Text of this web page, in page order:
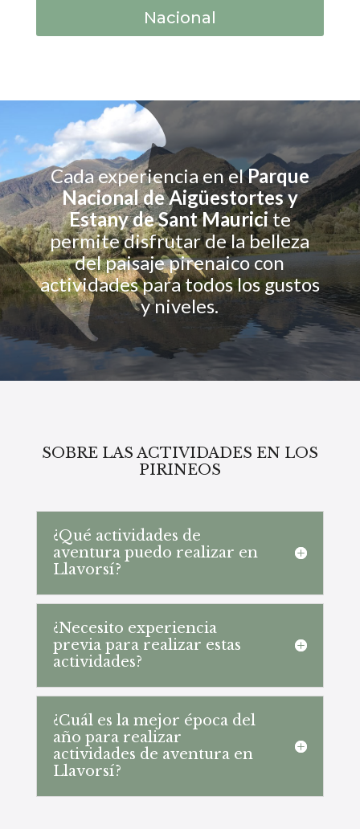
Nacional
Cada experiencia en elParque
Nacional de Aigüestortes y
Estany de Sant Mauricite
permite disfrutar de la belleza
del paisaje pirenaico con
actividades para todos los gustos
y niveles.
SOBRE LAS ACTIVIDADES EN LOS
PIRINEOS
¿Qué actividades de
aventura puedo realizar en
Llavorsí?
¿Necesito experiencia
previa para realizar estas
actividades?
¿Cuál es la mejor época del
año para realizar
actividades de aventura en
Llavorsí?